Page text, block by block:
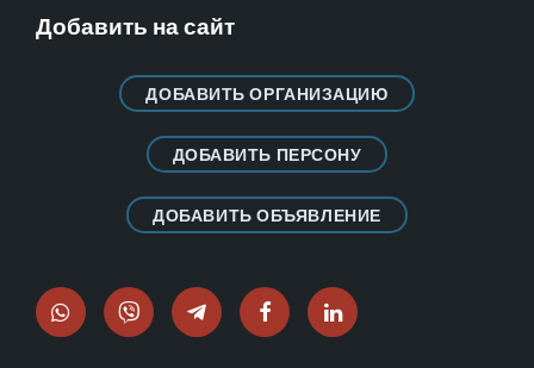
Добавить на сайт
ДОБАВИТЬ ОРГАНИЗАЦИЮ
ДОБАВИТЬ ПЕРСОНУ
ДОБАВИТЬ ОБЪЯВЛЕНИЕ
WhatsAppViber TelegramFacebookLinkedIn